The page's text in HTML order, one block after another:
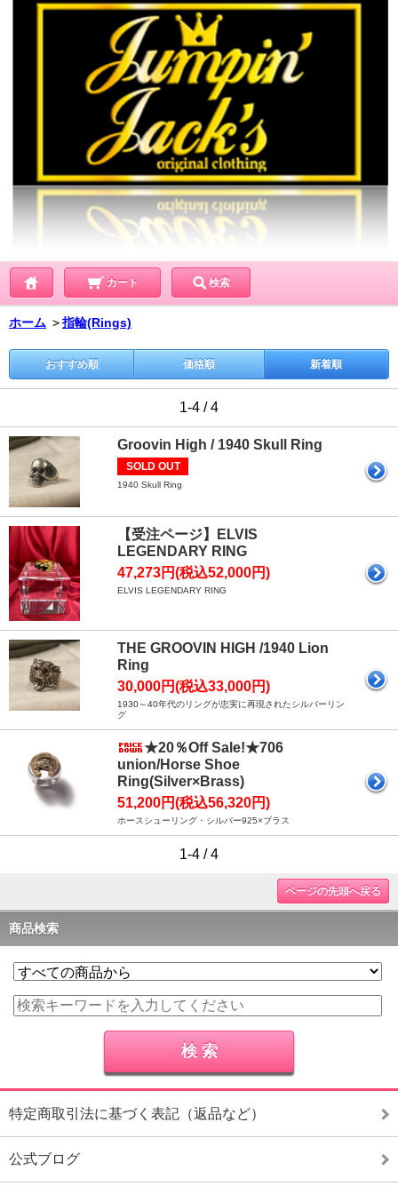
カート 検索
ホーム ＞指輪(Rings)
おすすめ順 価格順 新着順
1-4 / 4
Groovin High / 1940 Skull Ring
SOLD OUT
1940 Skull Ring
【受注ページ】ELVIS
LEGENDARY RING
47,273円(税込52,000円)
ELVIS LEGENDARY RING
THE GROOVIN HIGH /1940 Lion
Ring
30,000円(税込33,000円)
1930～40年代のリングが忠実に再現されたシルバーリン
グ
★20％Off Sale!★706
union/Horse Shoe
Ring(Silver×Brass)
51,200円(税込56,320円)
ホースシューリング・シルバー925×ブラス
1-4 / 4
ページの先頭へ戻る
商品検索
特定商取引法に基づく表記（返品など）
公式ブログ